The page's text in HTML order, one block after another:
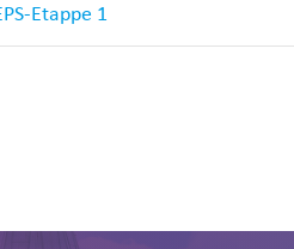
Etappe 1